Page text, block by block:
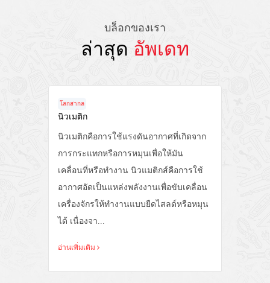
บล็อกของเรา
ล่าสุด อัพเดท
โลกสากล
นิวเมติก
นิวเมติกคือการใช้แรงดันอากาศที่เกิดจาก
การกระแทกหรือการหมุนเพื่อให้มัน
เคลื่อนที่หรือทำงาน นิวแมติกส์คือการใช้
อากาศอัดเป็นแหล่งพลังงานเพื่อขับเคลื่อน
เครื่องจักรให้ทำงานแบบยืดไสลด์หรือหมุน
ได้ เนื่องจา...
อ่านเพิ่มเติม